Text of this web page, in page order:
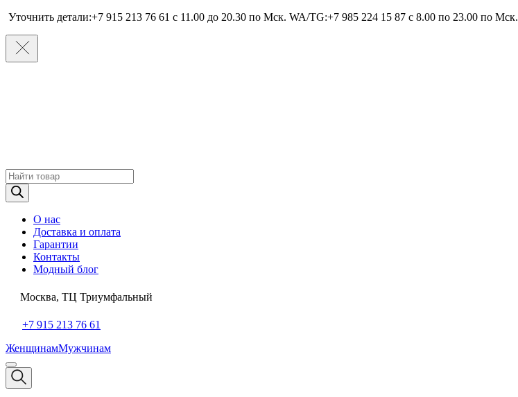
Уточнить детали:+7 915 213 76 61 c 11.00 до 20.30 по Мcк. WA/TG:+7 985 224 15 87 c 8.00 по 23.00 по Мcк.
Поиск
товаров
О нас
Доставка и оплата
Гарантии
Контакты
Модный блог
Москва, ТЦ Триумфальный
+7 915 213 76 61
ЖенщинамМужчинам